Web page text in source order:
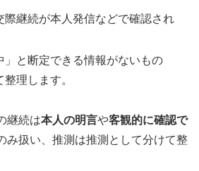
際継続が本人発信などで確認され
」と断定できる情報がないもの
理します。
継続は本人の明言や客観的に確認で
み扱い、推測は推測として分けて整